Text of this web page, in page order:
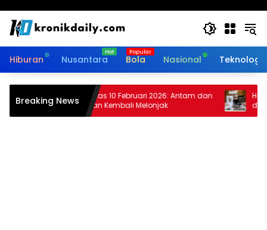
Hiburan Nusantara Bola Nasional Teknologi
Breaking News
Harga Emas 10 Februari 2026: Antam dan
Pegadaian Kembali Melonjak
Harga
dan